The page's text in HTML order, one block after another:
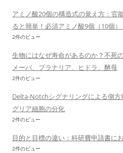
アミノ酸20個の構造式の覚え方：官
ると簡単！必須アミノ酸9個（10個）
2件のビュー
生物にはなぜ寿命があるのか？不死
メーバ、プラナリア、ヒドラ、酵母
2件のビュー
Delta-Notchシグナリングによる側
グリア細胞の分化
2件のビュー
目的と目標の違い：科研費申請書に
2件のビュー